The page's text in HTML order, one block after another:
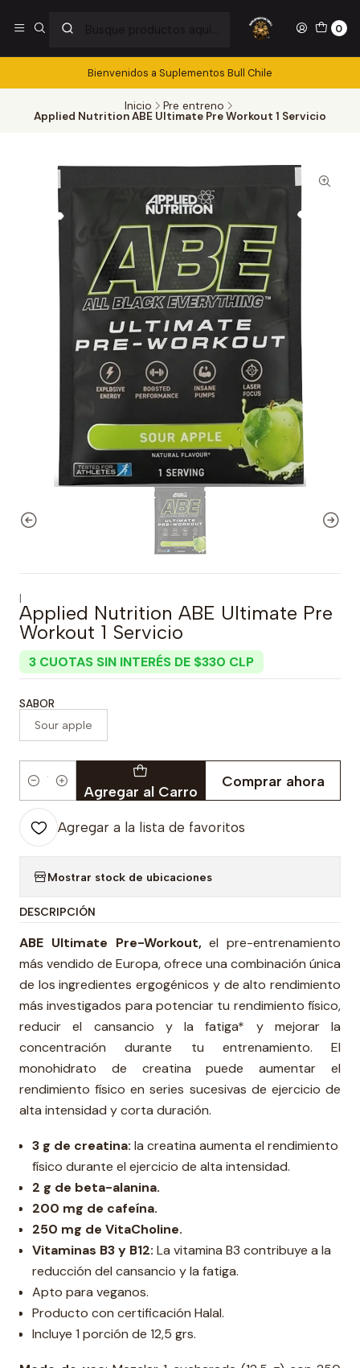
0
Bienvenidos a Suplementos Bull Chile
Inicio Pre entreno
Applied Nutrition ABE Ultimate Pre Workout 1 Servicio
|
Applied Nutrition ABE Ultimate Pre
Workout 1 Servicio
3 CUOTAS SIN INTERÉS DE $330 CLP
SABOR
Sour apple
Cantidad Agregar al Carro
Comprar ahora
Agregar a la lista de favoritos
Mostrar stock de ubicaciones
DESCRIPCIÓN
ABE Ultimate Pre-Workout,el pre-entrenamiento
más vendido de Europa, ofrece una combinación única
de los ingredientes ergogénicos y de alto rendimiento
más investigados para potenciar tu rendimiento físico,
reducir el cansancio y la fatiga* y mejorar la
concentración durante tu entrenamiento. El
monohidrato de creatina puede aumentar el
rendimiento físico en series sucesivas de ejercicio de
alta intensidad y corta duración.
3 g de creatina: la creatina aumenta el rendimiento
físico durante el ejercicio de alta intensidad.
2 g de beta-alanina.
200 mg de cafeína.
250 mg de VitaCholine.
Vitaminas B3 y B12: La vitamina B3 contribuye a la
reducción del cansancio y la fatiga.
Apto para veganos.
Producto con certificación Halal.
Incluye 1 porción de 12,5 grs.